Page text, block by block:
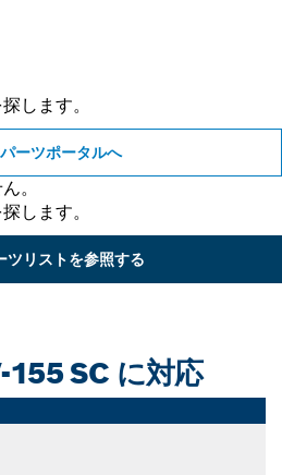
します。
ーツポータルへ
。
します。
ツリストを参照する
155 SC に対応